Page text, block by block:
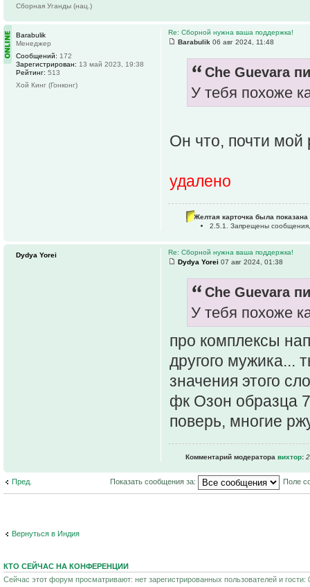
Сборная Уганды (нац.)
Re: Сборной нужна ваша поддержка!
Barabulik 06 авг 2024, 11:48
Che Guevara
У тебя похоже
Он что, почти мой
удалено
Желтая карточка была показана
2.5.1. Запрещены
Barabulik
Менеджер
Сообщений: 172
Зарегистрирован: 13 май 2023, 19:38
Рейтинг: 513
Хой Кинг (Гонконг)
Re: Сборной нужна ваша поддержка!
Dydya Yorei 07 авг 2024, 01:38
Che Guevara
У тебя похоже
про комплексы
другого мужика...
значения этого
фк Озон образца
поверь, многие
Комментарий модератора вихтор:
Dydya Yorei
Пред. Показать сообщения за: Поле
Вернуться в Индия
КТО СЕЙЧАС НА КОНФЕРЕНЦИИ
Сейчас этот форум просматривают: нет зарегистрированных пользователей и гости: